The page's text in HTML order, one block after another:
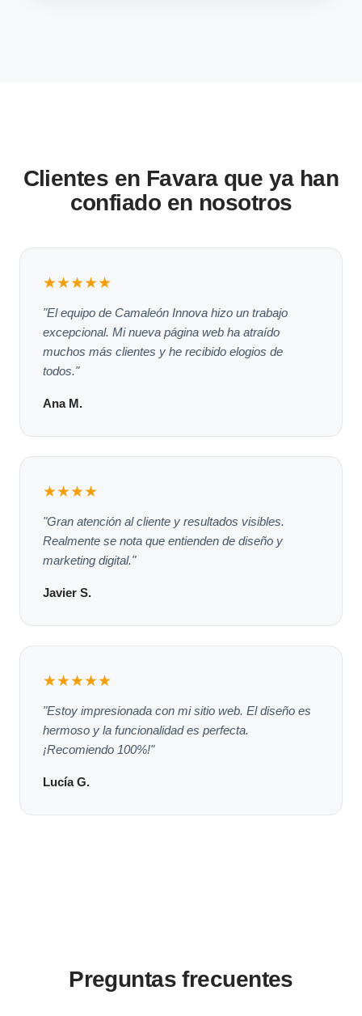
Clientes en Favara que ya han
confiado en nosotros
★★★★★
"El equipo de Camaleón Innova hizo un trabajo
excepcional. Mi nueva página web ha atraído
muchos más clientes y he recibido elogios de
todos."
Ana M.
★★★★
"Gran atención al cliente y resultados visibles.
Realmente se nota que entienden de diseño y
marketing digital."
Javier S.
★★★★★
"Estoy impresionada con mi sitio web. El diseño es
hermoso y la funcionalidad es perfecta.
¡Recomiendo 100%!"
Lucía G.
Preguntas frecuentes